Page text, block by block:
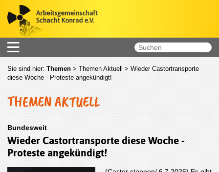
Sie sind hier: Themen > Themen Aktuell
> Wieder Castortransporte
diese Woche - Proteste angekündigt!
THEMEN AKTUELL
Bundesweit
Wieder Castortransporte diese Woche -
Proteste angekündigt!